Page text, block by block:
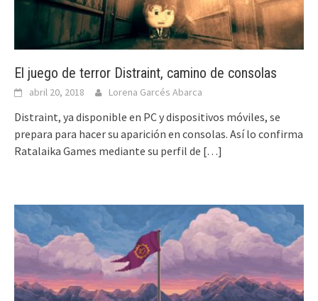
El juego de terror Distraint, camino de consolas
abril 20, 2018 Lorena Garcés Abarca
Distraint, ya disponible en PC y dispositivos móviles, se
prepara para hacer su aparición en consolas. Así lo confirma
Ratalaika Games mediante su perfil de […]